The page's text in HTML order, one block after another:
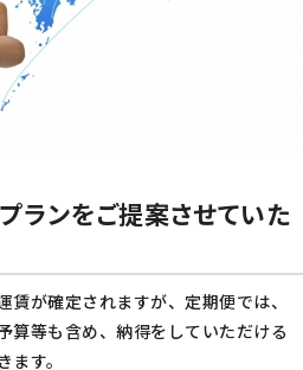
ランをご提案させていた
が確定されますが、定期便では、
算等も含め、納得をしていただける
す。